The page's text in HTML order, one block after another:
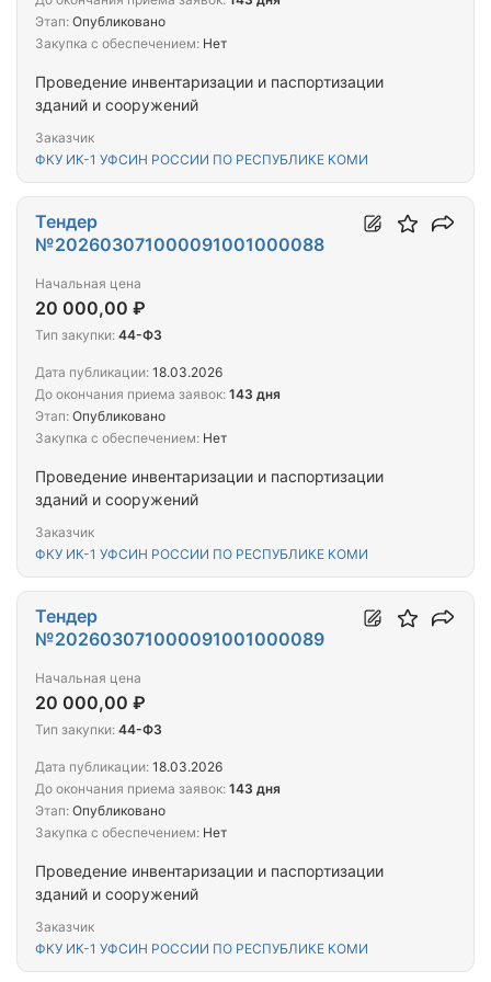
Проведение инвентаризации и паспортизации
зданий и сооружений
Заказчик
ФКУ ИК-1 УФСИН РОССИИ ПО РЕСПУБЛИКЕ КОМИ
Этап: Опубликовано
Закупка с обеспечением: Нет
Проведение инвентаризации и паспортизации
зданий и сооружений
Заказчик
ФКУ ИК-1 УФСИН РОССИИ ПО РЕСПУБЛИКЕ КОМИ
Тендер
№202603071000091001000088
Начальная цена
20 000,00 ₽
Тип закупки: 44-ФЗ
Дата публикации: 18.03.2026
До окончания приема заявок: 143 дня
Этап: Опубликовано
Закупка с обеспечением: Нет
Проведение инвентаризации и паспортизации
зданий и сооружений
Заказчик
ФКУ ИК-1 УФСИН РОССИИ ПО РЕСПУБЛИКЕ КОМИ
Тендер
№202603071000091001000089
Начальная цена
20 000,00 ₽
Тип закупки: 44-ФЗ
Дата публикации: 18.03.2026
До окончания приема заявок: 143 дня
Этап: Опубликовано
Закупка с обеспечением: Нет